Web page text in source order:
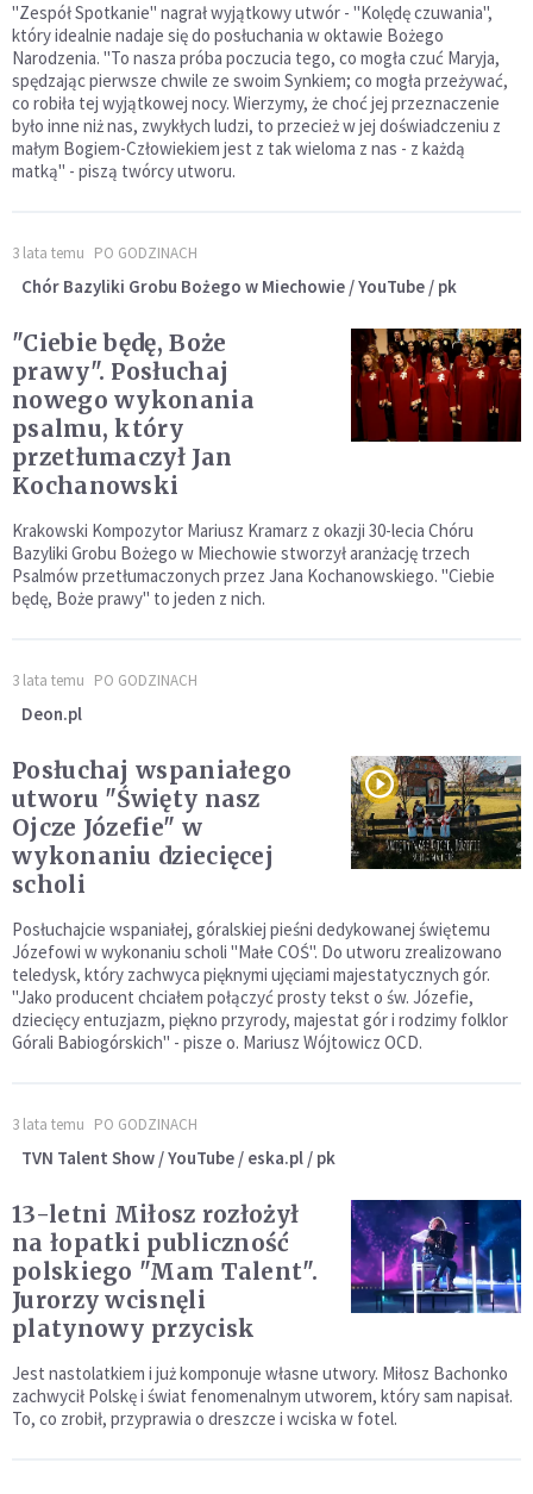
"Zespół Spotkanie" nagrał wyjątkowy utwór - "Kolędę czuwania",
który idealnie nadaje się do posłuchania w oktawie Bożego
Narodzenia. "To nasza próba poczucia tego, co mogła czuć Maryja,
spędzając pierwsze chwile ze swoim Synkiem; co mogła przeżywać,
co robiła tej wyjątkowej nocy. Wierzymy, że choć jej przeznaczenie
było inne niż nas, zwykłych ludzi, to przecież w jej doświadczeniu z
małym Bogiem-Człowiekiem jest z tak wieloma z nas - z każdą
matką" - piszą twórcy utworu.
3 lata temu PO GODZINACH
Chór Bazyliki Grobu Bożego w Miechowie / YouTube / pk
"Ciebie będę, Boże
prawy". Posłuchaj
nowego wykonania
psalmu, który
przetłumaczył Jan
Kochanowski
Krakowski Kompozytor Mariusz Kramarz z okazji 30-lecia Chóru
Bazyliki Grobu Bożego w Miechowie stworzył aranżację trzech
Psalmów przetłumaczonych przez Jana Kochanowskiego. "Ciebie
będę, Boże prawy" to jeden z nich.
3 lata temu PO GODZINACH
Deon.pl
Posłuchaj wspaniałego
utworu "Święty nasz
Ojcze Józefie" w
wykonaniu dziecięcej
scholi
Posłuchajcie wspaniałej, góralskiej pieśni dedykowanej świętemu
Józefowi w wykonaniu scholi "Małe COŚ". Do utworu zrealizowano
teledysk, który zachwyca pięknymi ujęciami majestatycznych gór.
"Jako producent chciałem połączyć prosty tekst o św. Józefie,
dziecięcy entuzjazm, piękno przyrody, majestat gór i rodzimy folklor
Górali Babiogórskich" - pisze o. Mariusz Wójtowicz OCD.
3 lata temu PO GODZINACH
TVN Talent Show / YouTube / eska.pl / pk
13-letni Miłosz rozłożył
na łopatki publiczność
polskiego "Mam Talent".
Jurorzy wcisnęli
platynowy przycisk
Jest nastolatkiem i już komponuje własne utwory. Miłosz Bachonko
zachwycił Polskę i świat fenomenalnym utworem, który sam napisał.
To, co zrobił, przyprawia o dreszcze i wciska w fotel.